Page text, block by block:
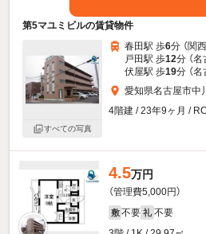
第5マユミビルの賃貸物件
すべての写真
春田駅 歩6分 （関西
戸田駅 歩12分 （名
伏屋駅 歩19分 （名
愛知県名古屋市中
4階建 / 23年9ヶ月 / RC
4.5万円
（管理費5,000円）
敷 不要 礼 不要